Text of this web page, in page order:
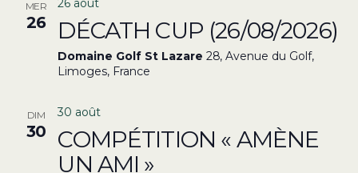
MER
26
26 août
DÉCATH CUP (26/08/2026)
Domaine Golf St Lazare 28, Avenue du Golf,
Limoges, France
DIM
30
30 août
COMPÉTITION « AMÈNE
UN AMI »